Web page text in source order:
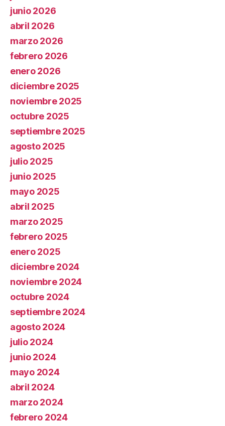
junio 2026
abril 2026
marzo 2026
febrero 2026
enero 2026
diciembre 2025
noviembre 2025
octubre 2025
septiembre 2025
agosto 2025
julio 2025
junio 2025
mayo 2025
abril 2025
marzo 2025
febrero 2025
enero 2025
diciembre 2024
noviembre 2024
octubre 2024
septiembre 2024
agosto 2024
julio 2024
junio 2024
mayo 2024
abril 2024
marzo 2024
febrero 2024